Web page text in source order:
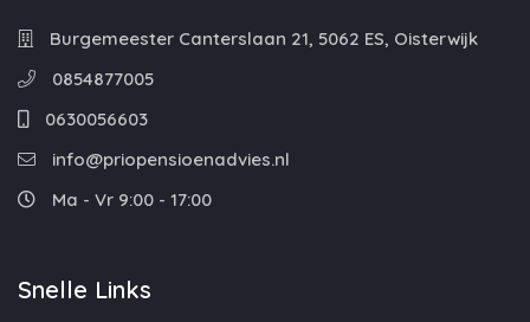
Burgemeester Canterslaan 21, 5062 ES, Oisterwijk
0854877005
0630056603
info@priopensioenadvies.nl
Ma - Vr 9:00 - 17:00
Snelle Links